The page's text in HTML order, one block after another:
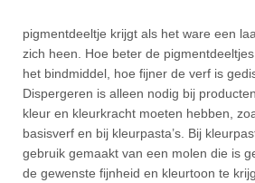
pigmentdeeltje krijgt als het ware een
zich heen. Hoe beter de
het bindmiddel, hoe fijner de verf is
Dispergeren is alleen nodig bij
kleur en kleurkracht moeten hebben,
basisverf en bij kleurpasta’s. Bij
gebruik gemaakt van een molen die is
de gewenste fijnheid en kleurtoon te